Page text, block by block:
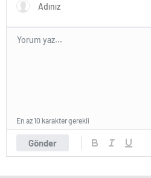
Gönder
En az 10 karakter gerekli